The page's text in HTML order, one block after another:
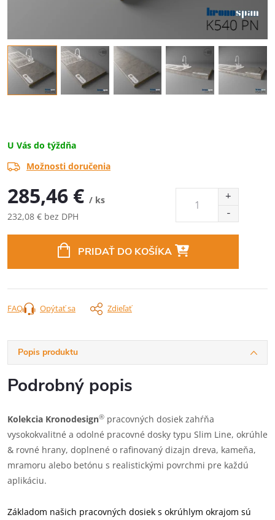
U Vás do týždňa
Možnosti doručenia
285,46 € / ks
232,08 € bez DPH
PRIDAŤ DO KOŠÍKA
Opýtať sa Zdieľať
FAQ
Popis produktu
Podrobný popis
Kolekcia Kronodesign® pracovných dosiek zahŕňa
vysokokvalitné a odolné pracovné dosky typu Slim Line, okrúhle
& rovné hrany, doplnené o rafinovaný dizajn dreva, kameňa,
mramoru alebo betónu s realistickými povrchmi pre každú
aplikáciu.
Základom našich pracovných dosiek s okrúhlym okrajom sú